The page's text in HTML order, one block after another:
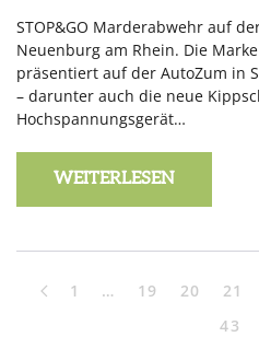
STOP&GO Marderabwehr auf
Neuenburg am Rhein. Die
präsentiert auf der AutoZum in
– darunter auch die neue
Hochspannungsgerät…
WEITERLESEN
1 … 19 20 21
43